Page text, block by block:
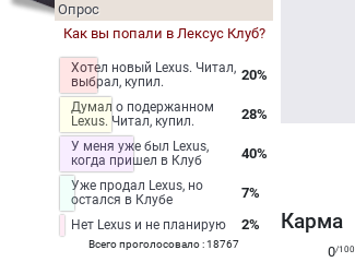
Опрос
Как вы попали в Лексус Клуб?
Хотел новый Lexus. Читал,
выбрал, купил.
20%
Думал о подержанном
Lexus. Читал, купил.
28%
У меня уже был Lexus,
когда пришел в Клуб
40%
Уже продал Lexus, но
остался в Клубе
7%
Нет Lexus и не планирую 2%
Всего проголосовало : 18767
Карма
0/